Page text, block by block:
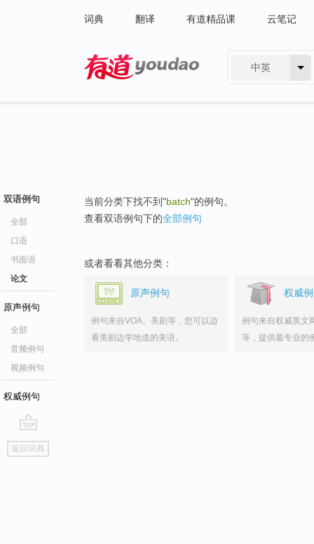
词典 翻译 有道精品课 云笔记
中英
双语例句
全部
口语
书面语
论文
原声例句
全部
音频例句
视频例句
权威例句
go
top
返回词典
当前分类下找不到"batch"的例句。
查看双语例句下的全部例句
或者看看其他分类：
原声例句
例句来自VOA、美剧等，您可以边
看美剧边学地道的美语。
权威
例句来自权威英文
等，提供最专业的